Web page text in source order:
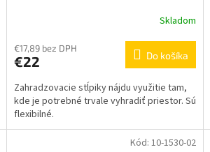
produktu
je
z
5
hviezdičiek.
Skladom
€17,89 bez DPH
€22 Do košíka
Zahradzovacie stĺpiky nájdu využitie tam,
kde je potrebné trvale vyhradiť priestor. Sú
flexibilné.
Kód: 10-1530-02